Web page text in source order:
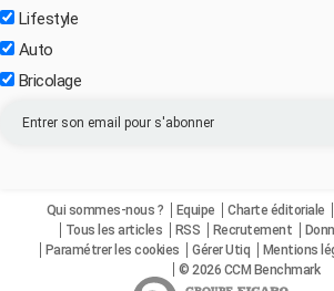
Lifestyle
Auto
Bricolage
Qui sommes-nous ? Equipe Charte éditoriale
Tous les articles
RSS Recrutement
Paramétrer les cookies
Gérer Utiq Mentions
© 2026 CCM Benchmark